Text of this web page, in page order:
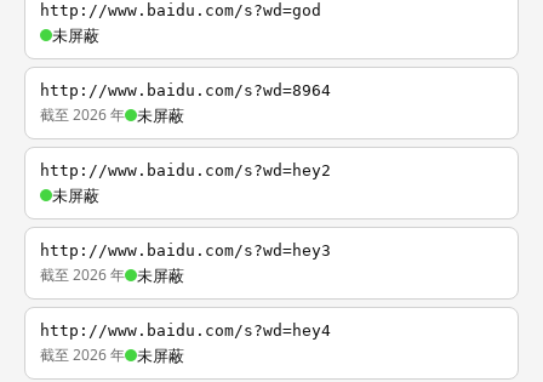
http://www.baidu.com/s?wd=god
未屏蔽
http://www.baidu.com/s?wd=8964
截至 2026 年 未屏蔽
http://www.baidu.com/s?wd=hey2
未屏蔽
http://www.baidu.com/s?wd=hey3
截至 2026 年 未屏蔽
http://www.baidu.com/s?wd=hey4
截至 2026 年 未屏蔽